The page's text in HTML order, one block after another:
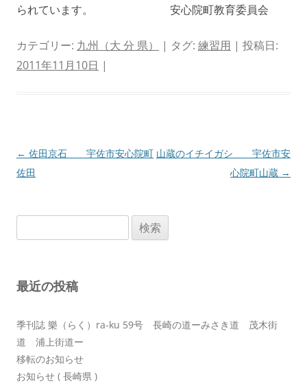
られています。 安心院町教育委員会
カテゴリー: 九州（大 分 県） | タグ: 練習用 | 投稿日:
2011年11月10日 |
投
稿
ョ
← 佐田京石 宇佐市安心院町
佐田
山蔵のイチイガシ 宇佐市安
心院町山蔵 →
索:
最近の投稿
季刊誌 樂（らく）ra-ku 59号 長崎の道ーみさき道 茂木街
道 浦上街道ー
移転のお知らせ
お知らせ ( 長崎県 )